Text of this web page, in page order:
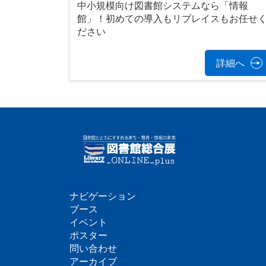
中小規模向け図書館システムなら「情報
館」！初めての導入もリプレイスもお任せ
ださい
詳細へ
フ
ッ
タ
ナビゲーション
ブース
イベント
ポスター
問い合わせ
アーカイブ